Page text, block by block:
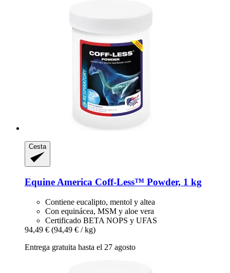
Cesta
Equine America Coff-​Less™ Powder, 1 kg
Contiene eucalipto, mentol y altea
Con equinácea, MSM y aloe vera
Certificado BETA NOPS y UFAS
94,49 € (94,49 € / kg)
Entrega gratuita hasta el 27 agosto